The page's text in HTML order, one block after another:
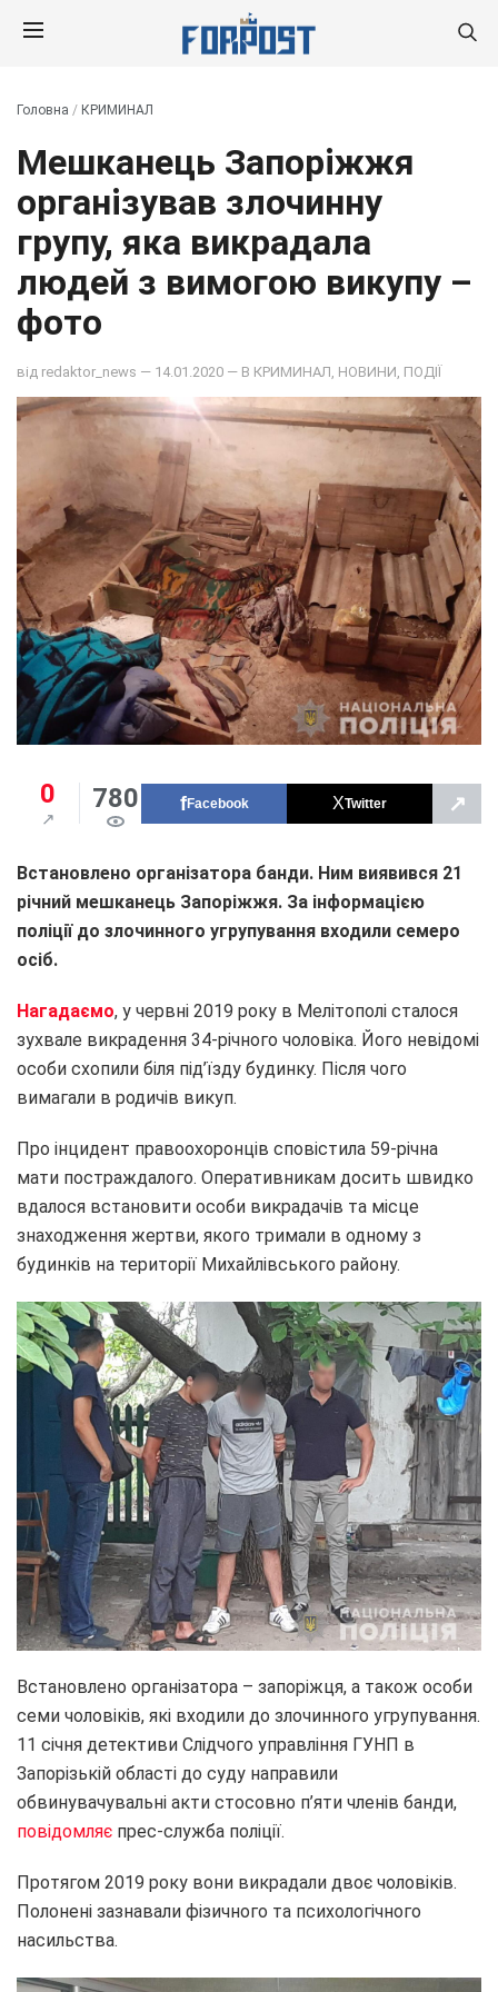
Головна / КРИМИНАЛ
Мешканець Запоріжжя
організував злочинну
групу, яка викрадала
людей з вимогою викупу –
фото
від redaktor_news — 14.01.2020 — В КРИМИНАЛ НОВИНИ ПОДІЇ
0 780 Facebook Twitter ↗
Встановлено організатора банди. Ним виявився 21
річний мешканець Запоріжжя. За інформацією
поліції до злочинного угрупування входили семеро
осіб.
Нагадаємо, у червні 2019 року в Мелітополі сталося
зухвале викрадення 34-річного чоловіка. Його невідомі
особи схопили біля під’їзду будинку. Після чого
вимагали в родичів викуп.
Про інцидент правоохоронців сповістила 59-річна
мати постраждалого. Оперативникам досить швидко
вдалося встановити особи викрадачів та місце
знаходження жертви, якого тримали в одному з
будинків на території Михайлівського району.
Встановлено організатора – запоріжця, а також особи
семи чоловіків, які входили до злочинного угрупування.
11 січня детективи Слідчого управління ГУНП в
Запорізькій області до суду направили
обвинувачувальні акти стосовно п’яти членів банди,
повідомляє прес-служба поліції.
Протягом 2019 року вони викрадали двоє чоловіків.
Полонені зазнавали фізичного та психологічного
насильства.